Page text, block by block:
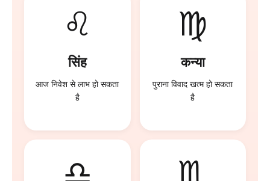
♌
सिंह
आज निवेश से लाभ हो सकता
है
♍
कन्या
पुराना विवाद खत्म हो सकता
है
♎ ♏